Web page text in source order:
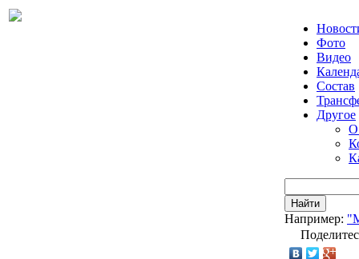
Фото
Видео
Состав
Другое
О
Найти
Например: